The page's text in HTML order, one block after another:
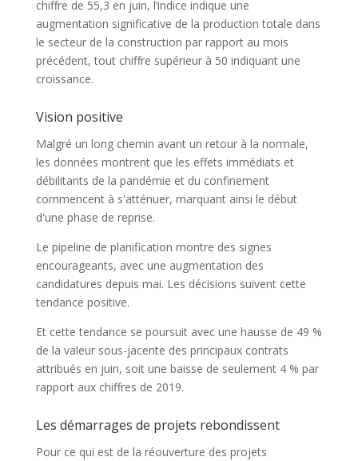
chiffre de 55,3 en juin, l’indice indique une
augmentation significative de la production totale dans
le secteur de la construction par rapport au mois
précédent, tout chiffre supérieur à 50 indiquant une
croissance.
Vision positive
Malgré un long chemin avant un retour à la normale,
les données montrent que les effets immédiats et
débilitants de la pandémie et du confinement
commencent à s'atténuer, marquant ainsi le début
d'une phase de reprise.
Le pipeline de planification montre des signes
encourageants, avec une augmentation des
candidatures depuis mai. Les décisions suivent cette
tendance positive.
Et cette tendance se poursuit avec une hausse de 49 %
de la valeur sous-jacente des principaux contrats
attribués en juin, soit une baisse de seulement 4 % par
rapport aux chiffres de 2019.
Les démarrages de projets rebondissent
Pour ce qui est de la réouverture des projets